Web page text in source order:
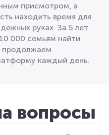
присмотром, а
находить время для
руках. За 5 лет
000 семьям найти
продолжаем
каждый день.
вопросы